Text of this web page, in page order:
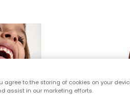
agree to the storing of cookies on your
assist in our marketing efforts.